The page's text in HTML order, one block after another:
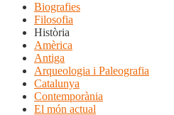
Biografies
Filosofia
Història
Amèrica
Antiga
Arqueologia i Paleografia
Catalunya
Contemporània
El món actual